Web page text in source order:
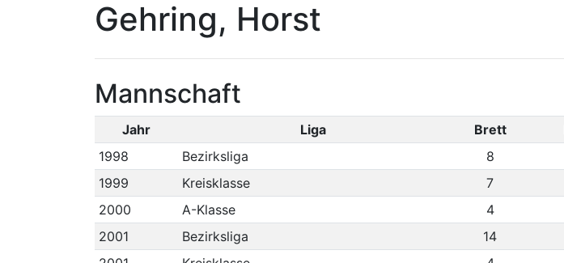
Gehring, Horst
Mannschaft
Jahr Liga Brett
1998
Bezirksliga 8
1999
Kreisklasse 7
2000
A-Klasse 4
2001
Bezirksliga 14